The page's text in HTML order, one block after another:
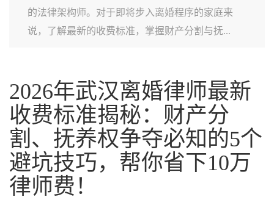
的法律架构师。对于即将步入离婚程序的家庭来
说，了解最新的收费标准，掌握财产分割与抚...
2026年武汉离婚律师最新
收费标准揭秘：财产分
割、抚养权争夺必知的5个
避坑技巧，帮你省下10万
律师费！